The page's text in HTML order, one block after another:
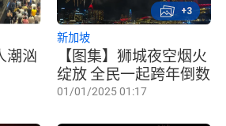
潮汹
【图集】狮城夜空烟火
绽放 全民一起跨年倒数
新加坡
01/01/2025 01:17
+3